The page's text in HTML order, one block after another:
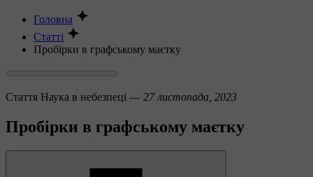
Головна
Статті
Пробірки в графському маєтку
Стаття Наука в небезпеці — 27 листопада, 2023
Пробірки в графському маєтку